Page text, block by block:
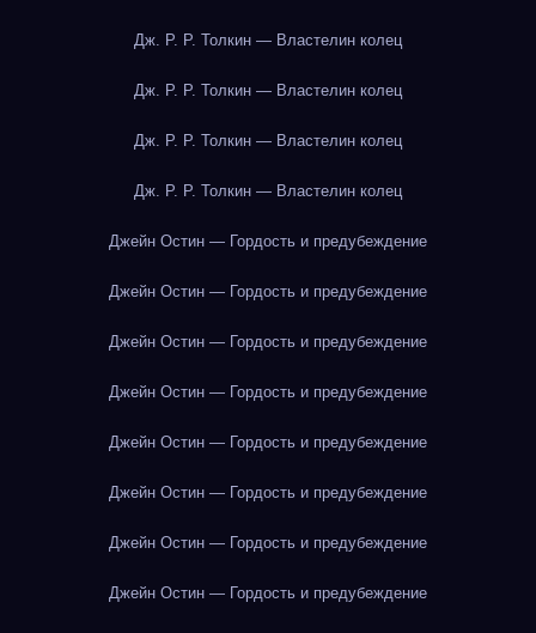
Дж. Р. Р. Толкин — Властелин колец
Дж. Р. Р. Толкин — Властелин колец
Дж. Р. Р. Толкин — Властелин колец
Дж. Р. Р. Толкин — Властелин колец
Джейн Остин — Гордость и предубеждение
Джейн Остин — Гордость и предубеждение
Джейн Остин — Гордость и предубеждение
Джейн Остин — Гордость и предубеждение
Джейн Остин — Гордость и предубеждение
Джейн Остин — Гордость и предубеждение
Джейн Остин — Гордость и предубеждение
Джейн Остин — Гордость и предубеждение